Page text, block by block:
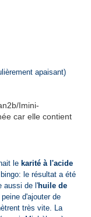
apaisant)
le karité à l'acide
le résultat a été
aussi de l'huile de
d'ajouter de
très vite. La